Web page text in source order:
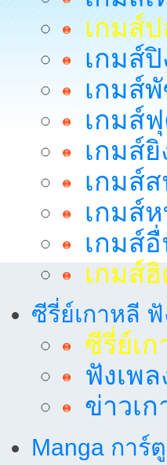
เกมส์
เกมส์
เกมส์
เกมส์
เกมส์
เกมส์
เกมส์
เกมส์
เกมส์
ซีรี่ย์เกาหลี ฟั
ซีรี่ย์เก
ฟังเพล
ข่าวเก
Manga การ์